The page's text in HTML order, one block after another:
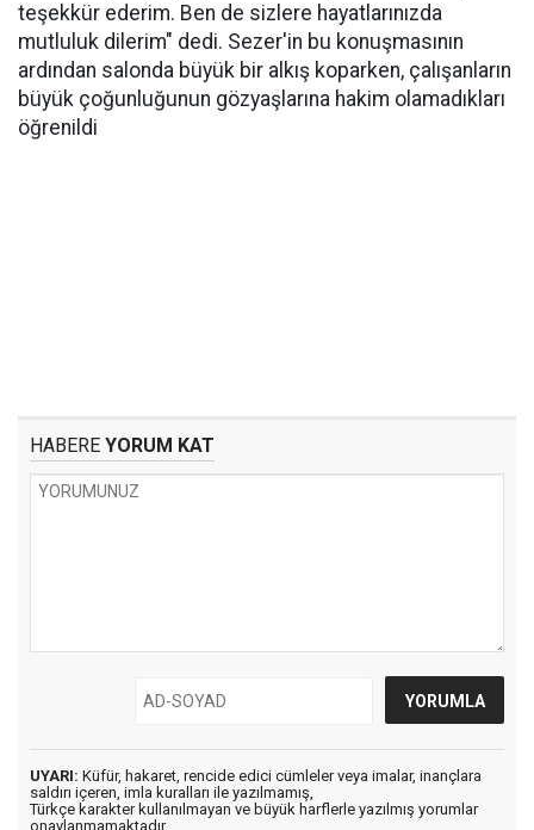
teşekkür ederim. Ben de sizlere hayatlarınızda
mutluluk dilerim" dedi. Sezer'in bu konuşmasının
ardından salonda büyük bir alkış koparken, çalışanların
büyük çoğunluğunun gözyaşlarına hakim olamadıkları
öğrenildi
HABERE YORUM KAT
UYARI: Küfür, hakaret, rencide edici cümleler veya imalar, inançlara
saldırı içeren, imla kuralları ile yazılmamış,
Türkçe karakter kullanılmayan ve büyük harflerle yazılmış yorumlar
onaylanmamaktadır.